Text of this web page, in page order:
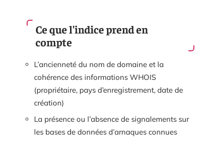
Ce que l’indice prend en
compte
L’ancienneté du nom de domaine et la
cohérence des informations WHOIS
(propriétaire, pays d’enregistrement, date de
création)
La présence ou l’absence de signalements sur
les bases de données d’arnaques connues